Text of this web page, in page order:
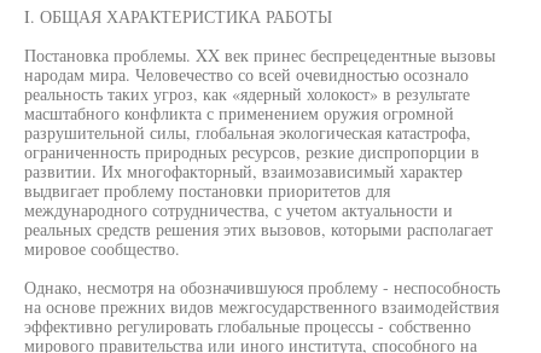
I. ОБЩАЯ ХАРАКТЕРИСТИКА РАБОТЫ
Постановка проблемы. XX век принес беспрецедентные вызовы
народам мира. Человечество со всей очевидностью осознало
реальность таких угроз, как «ядерный холокост» в результате
масштабного конфликта с применением оружия огромной
разрушительной силы, глобальная экологическая катастрофа,
ограниченность природных ресурсов, резкие диспропорции в
развитии. Их многофакторный, взаимозависимый характер
выдвигает проблему постановки приоритетов для
международного сотрудничества, с учетом актуальности и
реальных средств решения этих вызовов, которыми располагает
мировое сообщество.
Однако, несмотря на обозначившуюся проблему - неспособность
на основе прежних видов межгосударственного взаимодействия
эффективно регулировать глобальные процессы - собственно
мирового правительства или иного института, способного на